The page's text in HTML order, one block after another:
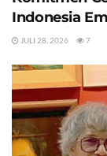
Indonesia
JULI 28, 2026 7